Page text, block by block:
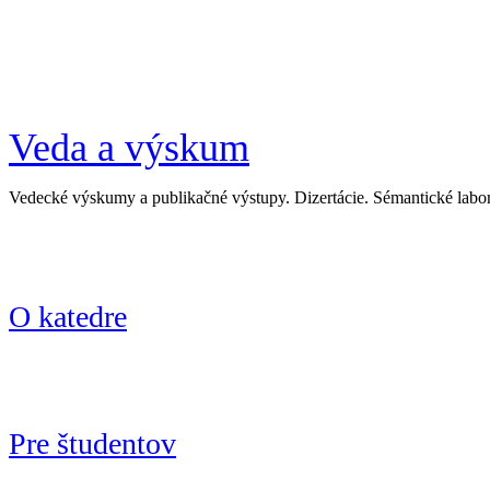
Veda a výskum
Vedecké výskumy a publikačné výstupy. Dizertácie. Sémantické
O katedre
Pre študentov